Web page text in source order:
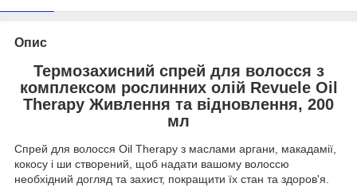
Опис
Термозахисний спрей для волосся з
комплексом рослинних олій Revuele Oil
Therapy Живлення та відновлення, 200
мл
Спрей для волосся Oil Therapy з маслами аргани, макадамії,
кокосу і ши створений, щоб надати вашому волоссю
необхідний догляд та захист, покращити їх стан та здоров'я.